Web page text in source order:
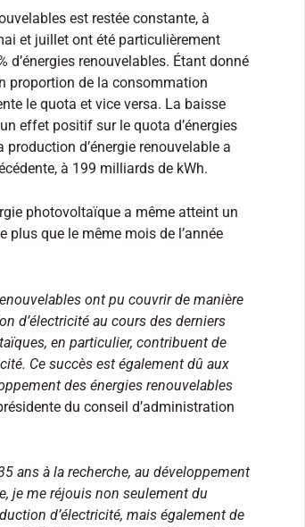
est restée constante, à
et juillet ont été particulièrement
d’énergies renouvelables. Étant donné
proportion de la consommation
le quota et vice versa. La baisse
effet positif sur le quota d’énergies
d’énergie renouvelable a
à 199 milliards de kWh.
photovoltaïque a même atteint un
plus que le même mois de l’année
ont pu couvrir de manière
d’électricité au cours des derniers
en particulier, contribuent de
Ce succès est également dû aux
des énergies renouvelables
du conseil d’administration
ans à la recherche, au développement
je me réjouis non seulement du
d’électricité, mais également de